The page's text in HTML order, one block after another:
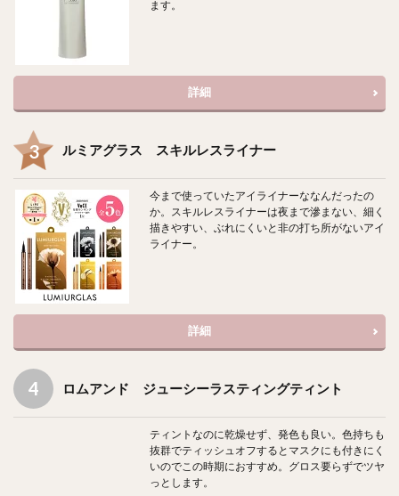
ます。
詳細
ルミアグラス スキルレスライナー
今まで使っていたアイライナーななんだったの
か。スキルレスライナーは夜まで滲まない、細く
描きやすい、ぶれにくいと非の打ち所がないアイ
ライナー。
詳細
ロムアンド ジューシーラスティングティント
ティントなのに乾燥せず、発色も良い。色持ちも
抜群でティッシュオフするとマスクにも付きにく
いのでこの時期におすすめ。グロス要らずでツヤ
っとします。